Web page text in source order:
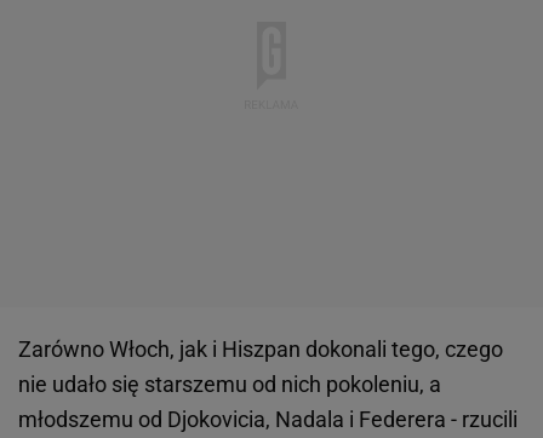
Zarówno Włoch, jak i Hiszpan dokonali tego, czego
nie udało się starszemu od nich pokoleniu, a
młodszemu od Djokovicia, Nadala i Federera - rzucili